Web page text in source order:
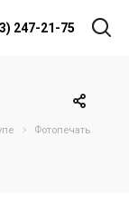
247-21-75
Фотопечать